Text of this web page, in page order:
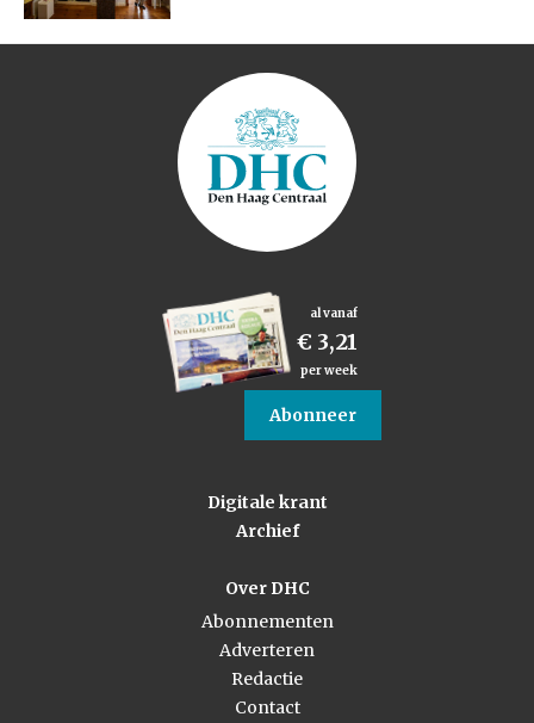
al vanaf
€ 3,21
per week
Abonneer
Digitale krant
Archief
Over DHC
Abonnementen
Adverteren
Redactie
Contact